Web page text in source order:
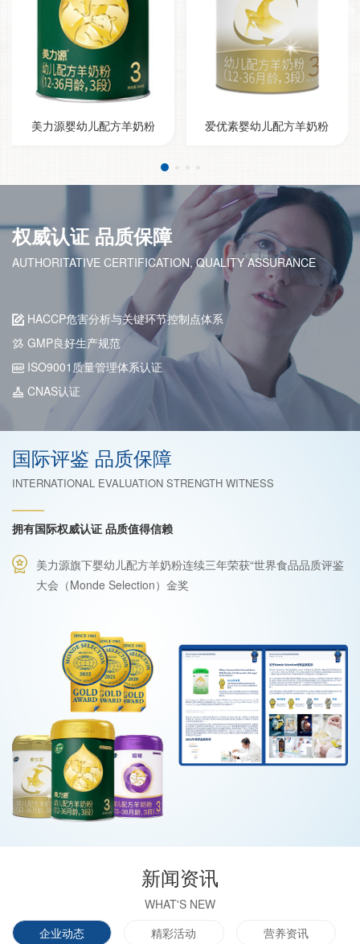
美力源婴幼儿配方羊奶粉 爱优素婴幼儿配方羊奶粉
权威认证 品质保障
AUTHORITATIVE CERTIFICATION, QUALITY ASSURANCE
HACCP危害分析与关键环节控制点体系
GMP良好生产规范
ISO9001质量管理体系认证
CNAS认证
国际评鉴 品质保障
INTERNATIONAL EVALUATION STRENGTH WITNESS
拥有国际权威认证 品质值得信赖
美力源旗下婴幼儿配方羊奶粉连续三年荣获“世界食品品质评鉴
大会（Monde Selection）金奖
新闻资讯
WHAT'S NEW
企业动态
精彩活动 营养资讯